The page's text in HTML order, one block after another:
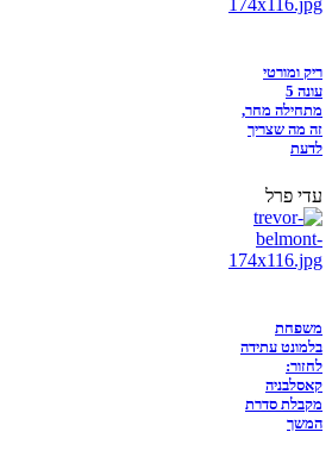
ריק ומורטי
עונה 5
מתחילה מחר,
זה מה שצריך
לדעת
עדי פרל
משפחת
בלמונט עתידה
לחזור:
קאסלבניה
מקבלת סדרת
המשך